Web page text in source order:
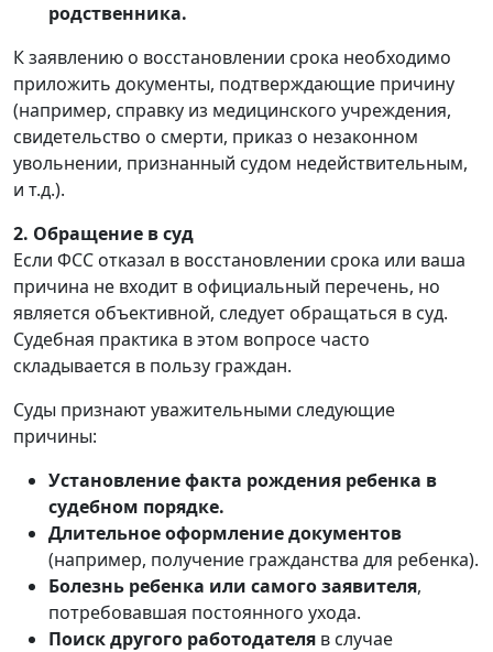
родственника.
К заявлению о восстановлении срока необходимо
приложить документы, подтверждающие причину
(например, справку из медицинского учреждения,
свидетельство о смерти, приказ о незаконном
увольнении, признанный судом недействительным,
и т.д.).
2. Обращение в суд
Если ФСС отказал в восстановлении срока или ваша
причина не входит в официальный перечень, но
является объективной, следует обращаться в суд.
Судебная практика в этом вопросе часто
складывается в пользу граждан.
Суды признают уважительными следующие
причины:
Установление факта рождения ребенка в
судебном порядке.
Длительное оформление документов
(например, получение гражданства для ребенка).
Болезнь ребенка или самого заявителя,
потребовавшая постоянного ухода.
Поиск другого работодателя в случае